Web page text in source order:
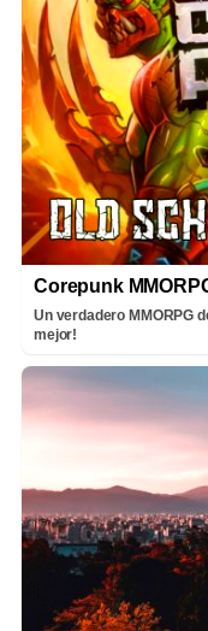
Corepunk
Un verdadero MMORPG
mejor!